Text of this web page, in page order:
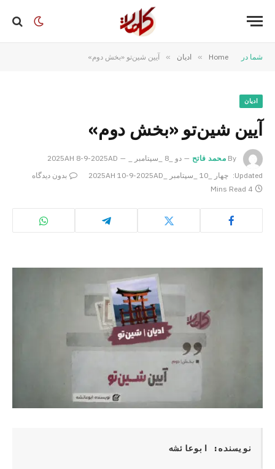
شما در Home
» ادیان » آیین شین‌تو «بخش دوم»
ادیان
آیین شین‌تو «بخش دوم»
By محمد فاتح
دو _8 _سپتامبر _2025AH 8-9-2025AD
Updated:
چهار _10 _سپتامبر _2025AH 10-9-2025AD
بدون دیدگاه
4 Mins Read
نویسنده: ابوعائشه